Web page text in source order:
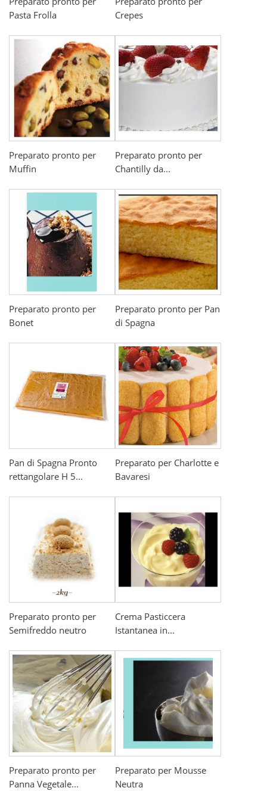
Pasta Frolla
Crepes
Preparato pronto per
Muffin
Preparato pronto per
Chantilly da...
Preparato pronto per
Bonet
Preparato pronto per Pan
di Spagna
Pan di Spagna Pronto
rettangolare H 5...
Preparato per Charlotte e
Bavaresi
Preparato pronto per
Semifreddo neutro
Crema Pasticcera
Istantanea in...
Preparato pronto per
Panna Vegetale...
Preparato per Mousse
Neutra